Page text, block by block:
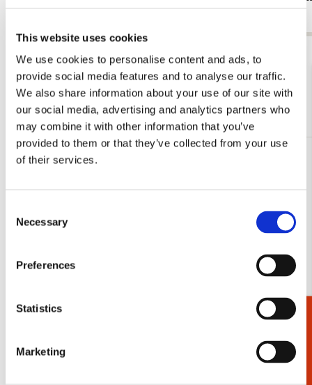
This website uses cookies
We use cookies to personalise content and ads, to
provide social media features and to analyse our traffic.
We also share information about your use of our site with
our social media, advertising and analytics partners who
may combine it with other information that you’ve
provided to them or that they’ve collected from your use
of their services.
Selection
Necessary
Preferences
Statistics
Marketing
Bekijk alles van Octavie Wolters
Andere klanten bekeken ook
Cadeaukiezer